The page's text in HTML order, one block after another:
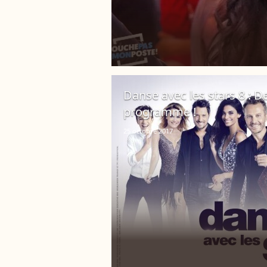
Danse avec les stars 8 :
programme !
25 octobre 2017